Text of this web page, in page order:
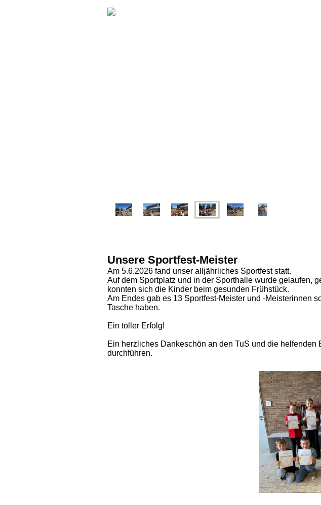
Unsere Sportfest-Meister
Am 5.6.2026 fand unser alljährliches Sportfest statt.
Auf dem Sportplatz und in der Sporthalle wurde gelaufen,
konnten sich die Kinder beim gesunden Frühstück.
Am Endes gab es 13 Sportfest-Meister und -Meisterinnen
Tasche haben.
Ein toller Erfolg!
Ein herzliches Dankeschön an den TuS und die
durchführen.